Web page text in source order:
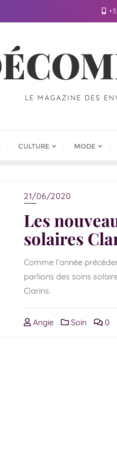
LE MAGAZINE DES
CULTURE MODE
21/06/2020
Les
solaires
Comme l’année
parlions des soins
Clarins.
Angie Soin 0